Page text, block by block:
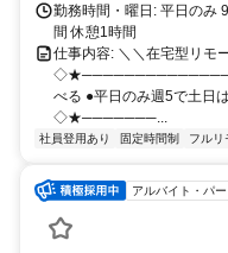
勤務時間・曜日: 平日のみ
間 休憩1時間
仕事内容: ＼＼在宅型リモ
べる ●平日のみ週5で土日
◇★───────...
社員登用あり 固定時間制 フルリ
アルバイト・パー